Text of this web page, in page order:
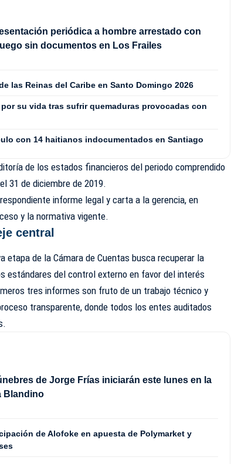
periódica a hombre arrestado con
sin documentos en Los Frailes
las Reinas del Caribe en Santo Domingo 2026
su vida tras sufrir quemaduras provocadas con
con 14 haitianos indocumentados en Santiago
de los estados financieros del periodo comprendido
31 de diciembre de 2019.
informe legal y carta a la gerencia, en
y la normativa vigente.
central
etapa de la Cámara de Cuentas busca recuperar la
estándares del control externo en favor del interés
tres informes son fruto de un trabajo técnico y
transparente, donde todos los entes auditados
de Jorge Frías iniciarán este lunes en la
Blandino
de Alofoke en apuesta de Polymarket y